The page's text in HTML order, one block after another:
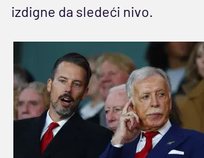
izdigne da sledeći nivo.